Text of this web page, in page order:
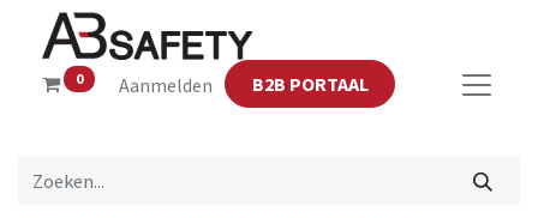
0 Aanmelden B2B PORTAAL